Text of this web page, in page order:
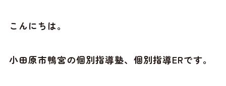
こんにちは。
小田原市鴨宮の個別指導塾、個別指導ERです。